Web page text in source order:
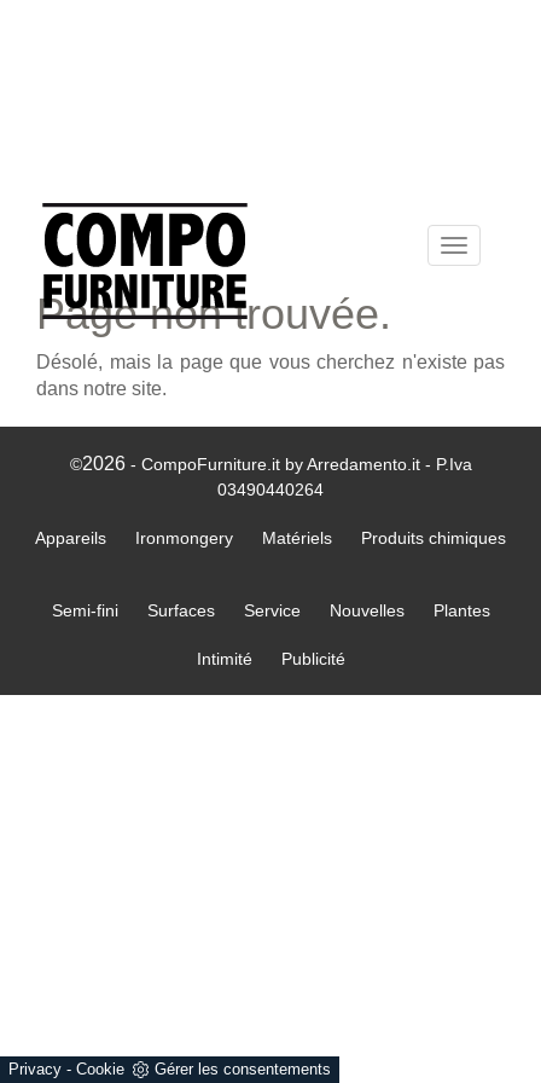
Privacy - Cookie Gérer les consentements
Toggle
navigation
Page non trouvée.
Désolé, mais la page que vous cherchez n'existe pas
dans notre site.
©2026- CompoFurniture.it by Arredamento.it - P.Iva
03490440264
Appareils Ironmongery Matériels Produits chimiques
Semi-fini Surfaces Service Nouvelles Plantes
Intimité Publicité